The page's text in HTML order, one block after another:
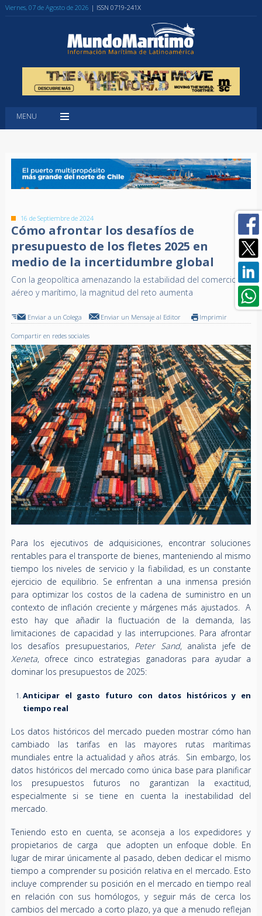
Viernes, 07 de Agosto de 2026 | ISSN 0719-241X
MENU
16 de Septiembre de 2024
Cómo afrontar los desafíos de
presupuesto de los fletes 2025 en
medio de la incertidumbre global
Con la geopolítica amenazando la estabilidad del comercio
aéreo y marítimo, la magnitud del reto aumenta
Enviar a un Colega Enviar un Mensaje al Editor Imprimir
Compartir en redes sociales
Para los ejecutivos de adquisiciones, encontrar soluciones
rentables para el transporte de bienes, manteniendo al mismo
tiempo los niveles de servicio y la fiabilidad, es un constante
ejercicio de equilibrio. Se enfrentan a una inmensa presión
para optimizar los costos de la cadena de suministro en un
contexto de inflación creciente y márgenes más ajustados. A
esto hay que añadir la fluctuación de la demanda, las
limitaciones de capacidad y las interrupciones. Para afrontar
los desafíos presupuestarios, Peter Sand, analista jefe de
Xeneta, ofrece cinco estrategias ganadoras para ayudar a
dominar los presupuestos de 2025:
Anticipar el gasto futuro con datos históricos y en
tiempo real
Los datos históricos del mercado pueden mostrar cómo han
cambiado las tarifas en las mayores rutas marítimas
mundiales entre la actualidad y años atrás. Sin embargo, los
datos históricos del mercado como única base para planificar
los presupuestos futuros no garantizan la exactitud,
especialmente si se tiene en cuenta la inestabilidad del
mercado.
Teniendo esto en cuenta, se aconseja a los expedidores y
propietarios de carga que adopten un enfoque doble. En
lugar de mirar únicamente al pasado, deben dedicar el mismo
tiempo a comprender su posición relativa en el mercado. Esto
incluye comprender su posición en el mercado en tiempo real
en relación con sus homólogos, y seguir más de cerca los
cambios del mercado a corto plazo, ya que a menudo reflejan